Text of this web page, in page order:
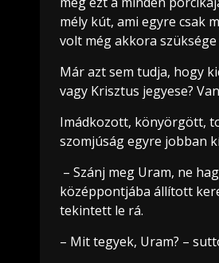
mély kút, ami egyre csak
volt még akkora
Már azt sem tudja, hogy
vagy Krisztus jegyese?
Imádkozott, könyörgött,
szomjúság egyre jobban
– Szánj meg Uram, ne
középpontjába állított
tekintett le rá.
– Mit tegyek, Uram? –